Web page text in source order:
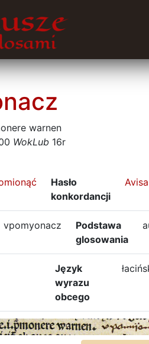
warnen
WokLub 16r
Hasło
konkordancji
vpomyonacz
Podstawa
glosowania
Język
wyrazu
obcego